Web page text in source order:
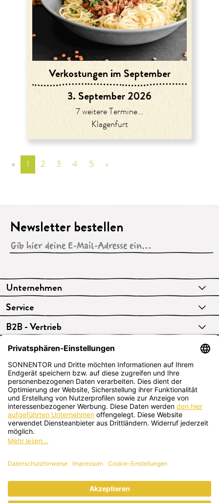
Verkostungen im September
3. September 2026
7 weitere Termine...
Klagenfurt
« vorige Seite
1 2 3 4 5 »
Unternehmen
Service
B2B - Vertrieb
Newsletter bestellen
Deutsch
SONNENTOR Kräuterhandels GMBH
Sprögnitz 10, 3913 Sprögnitz, Österreich
deine Fragen